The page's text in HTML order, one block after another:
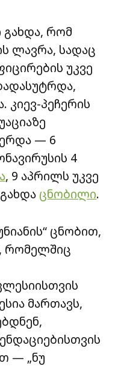
რომ
ლავრა, სადაც
უკვე
კიევ-პეჩერის
— 6
4
, 9 აპრილს უკვე
ცნობილი.
ცნობით,
რომელშიც
მართავს,
— „ნუ